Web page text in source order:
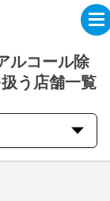
ルコール除
う店舗一覧